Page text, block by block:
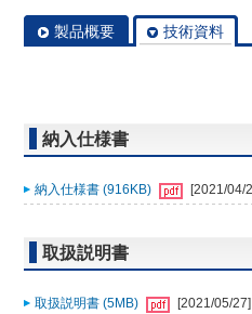
製品概要 技術資料
納入仕様書
納入仕様書 (916KB) [2021/04/
取扱説明書
取扱説明書 (5MB) [2021/05/27]